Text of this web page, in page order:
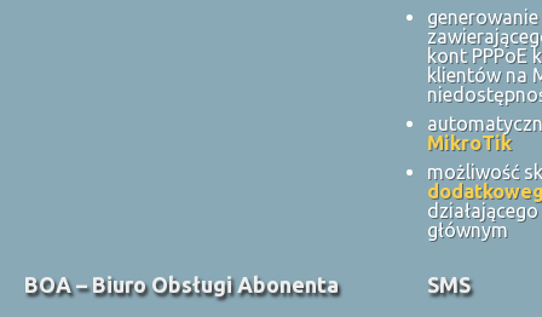
kont PPPoE
klientów na
MikroTik
możliwość
głównym
BOA – Biuro Obsługi Abonenta SMS